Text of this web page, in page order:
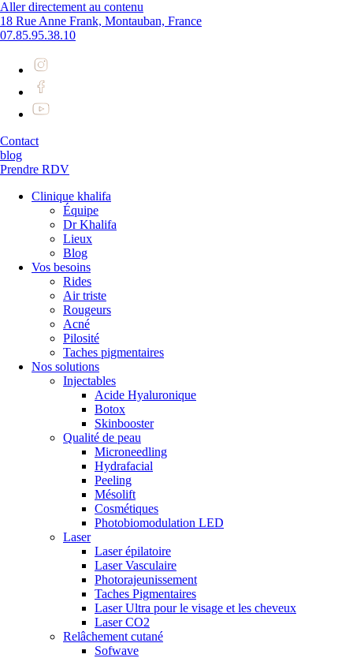
Aller directement au contenu
18 Rue Anne Frank, Montauban, France
07.85.95.38.10
Contact
blog
Prendre RDV
Clinique khalifa
Équipe
Dr Khalifa
Lieux
Blog
Vos besoins
Rides
Air triste
Rougeurs
Acné
Pilosité
Taches pigmentaires
Nos solutions
Injectables
Acide Hyaluronique
Botox
Skinbooster
Qualité de peau
Microneedling
Hydrafacial
Peeling
Mésolift
Cosmétiques
Photobiomodulation LED
Laser
Laser épilatoire
Laser Vasculaire
Photorajeunissement
Taches Pigmentaires
Laser Ultra pour le visage et les cheveux
Laser CO2
Relâchement cutané
Sofwave